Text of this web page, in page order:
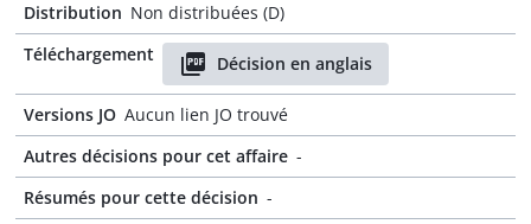
Distribution Non distribuées (D)
Téléchargement
Décision en anglais
Versions JO Aucun lien JO trouvé
Autres décisions pour cet affaire -
Résumés pour cette décision -